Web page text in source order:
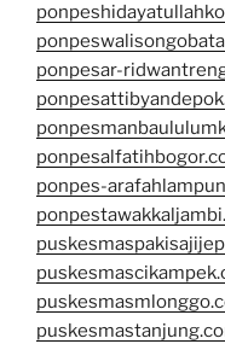
ponpesar-
ponpes-